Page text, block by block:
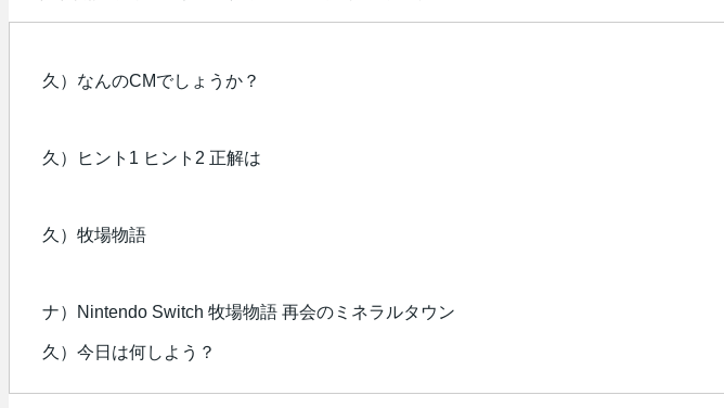
久）なんのCMでしょうか？
久）ヒント1 ヒント2 正解は
久）牧場物語
ナ）Nintendo Switch 牧場物語 再会のミネラルタウン
久）今日は何しよう？